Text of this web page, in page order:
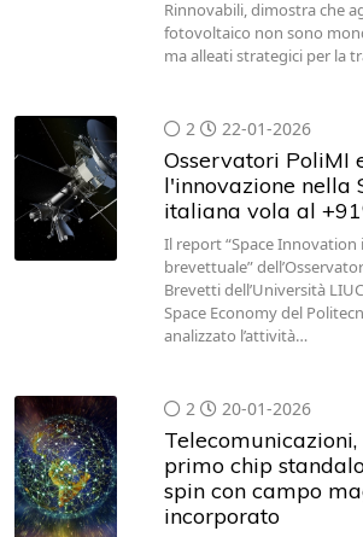
Rinnovabili, dimostra che
fotovoltaico non sono
ma alleati strategici per la
2 22-01-2026
Osservatori PoliMI
l'innovazione nella
italiana vola al
Il report “Space Innovation
brevettuale”
Brevetti dell’Università
Space Economy del
analizzato l’attività…
2 20-01-2026
primo chip
spin con campo
incorporato